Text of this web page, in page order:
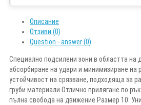
Описание
Отзиви (0)
Question - answer (0)
Специално подсилени зони в областта на
абсорбиране на удари и минимизиране на
устойчивост на срязване, подходяща за
груби материали Отлично прилягане по
пълна свобода на движение Размер 10: